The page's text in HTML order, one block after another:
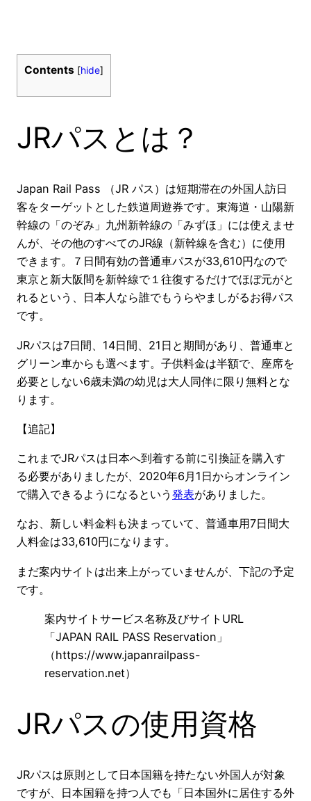
Contents [hide]
JRパスとは？
Japan Rail Pass （JR パス）は短期滞在の外国人訪日
客をターゲットとした鉄道周遊券です。東海道・山陽新
幹線の「のぞみ」九州新幹線の「みずほ」には使えませ
んが、その他のすべてのJR線（新幹線を含む）に使用
できます。７日間有効の普通車パスが33,610円なので
東京と新大阪間を新幹線で１往復するだけでほぼ元がと
れるという、日本人なら誰でもうらやましがるお得パス
です。
JRパスは7日間、14日間、21日と期間があり、普通車と
グリーン車からも選べます。子供料金は半額で、座席を
必要としない6歳未満の幼児は大人同伴に限り無料とな
ります。
【追記】
これまでJRパスは日本へ到着する前に引換証を購入す
る必要がありましたが、2020年6月1日からオンライン
で購入できるようになるという 発表がありました。
なお、新しい料金料も決まっていて、普通車用7日間大
人料金は33,610円になります。
まだ案内サイトは出来上がっていませんが、下記の予定
です。
案内サイトサービス名称及びサイトURL
「JAPAN RAIL PASS Reservation」
（https://www.japanrailpass-
reservation.net）
JRパスの使用資格
JRパスは原則として日本国籍を持たない外国人が対象
ですが、日本国籍を持つ人でも「日本国外に居住する外